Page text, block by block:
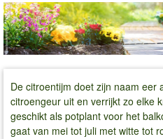
De citroentijm doet zijn naam eer
citroengeur uit en verrijkt zo elke
geschikt als potplant voor het
gaat van mei tot juli met witte tot